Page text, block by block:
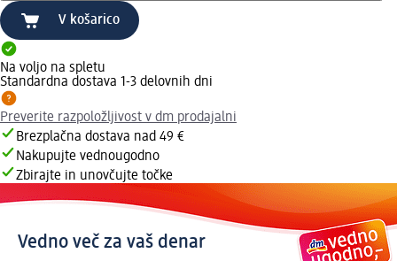
V košarico
Na voljo na spletu
Standardna dostava 1-3 delovnih dni
Preverite razpoložljivost v dm prodajalni
Brezplačna dostava nad 49 €
Nakupujte vednougodno
Zbirajte in unovčujte točke
Vedno več za vaš denar